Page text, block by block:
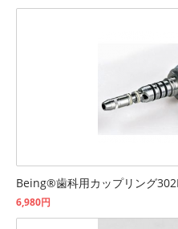
Being®歯科用カップリング
6,980円